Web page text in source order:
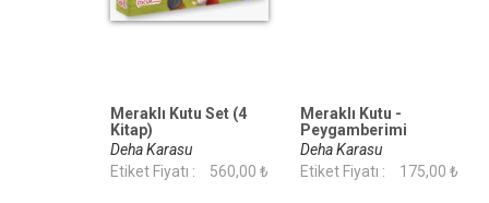
Meraklı Kutu Set (4
Kitap)
Deha Karasu
Etiket Fiyatı :
560,00 ₺
Meraklı Kutu -
Peygamberimi
Tanıyorum
Deha Karasu
Etiket Fiyatı :
175,00 ₺